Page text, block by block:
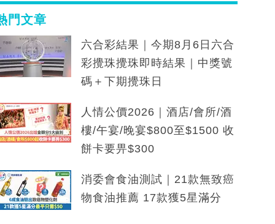
門文章
六合彩結果｜今期8月6日六合
彩攪珠攪珠即時結果｜中獎號
碼＋下期攪珠日
人情公價2026｜酒店/會所/酒
樓/午宴/晚宴$800至$1500 收
餅卡要畀$300
消委會食油測試｜21款無致癌
物食油推薦 17款獲5星滿分